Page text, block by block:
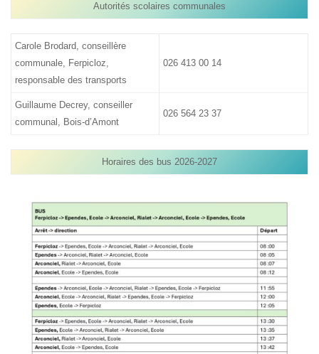
Autorités scolaires communales
Carole Brodard, conseillère
communale, Ferpicloz,
responsable des transports
026 413 00 14
Guillaume Decrey, conseiller
communal, Bois-d’Amont
026 564 23 37
Horaires des bus 2026-2027